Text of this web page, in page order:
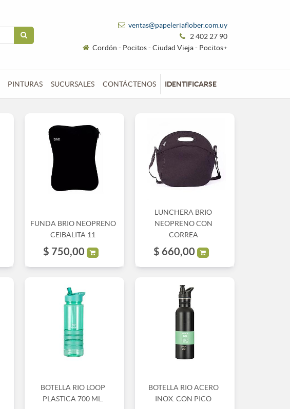
ventas@papeleriaflober.com.uy
2 402 27 90
Cordón - Pocitos - Ciudad Vieja - Pocitos+
PINTURAS SUCURSALES CONTÁCTENOS IDENTIFICARSE
FUNDA BRIO NEOPRENO
CEIBALITA 11
$ 750,00
LUNCHERA BRIO
NEOPRENO CON
CORREA
$ 660,00
BOTELLA RIO LOOP
PLASTICA 700 ML.
BOTELLA RIO ACERO
INOX. CON PICO